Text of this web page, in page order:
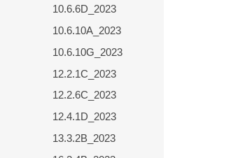
10.6.6D_2023
10.6.10A_2023
10.6.10G_2023
12.2.1C_2023
12.2.6C_2023
12.4.1D_2023
13.3.2B_2023